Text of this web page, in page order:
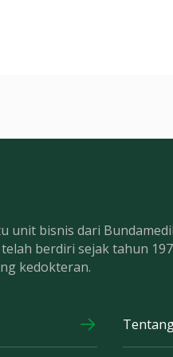
unit bisnis dari
berdiri sejak tahun
kedokteran.